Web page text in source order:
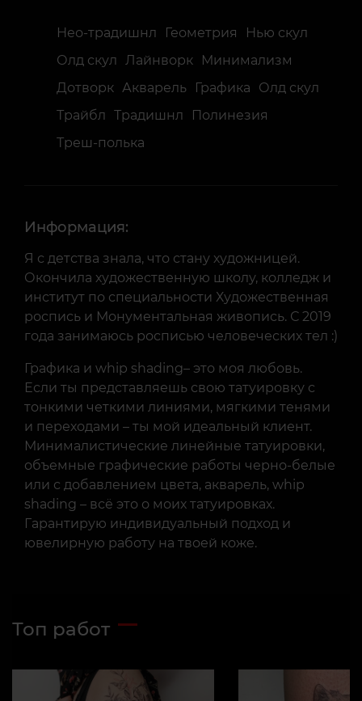
Нео-традишнл Геометрия
Нью скул
Олд скул Лайнворк
Минимализм
Дотворк Акварель Графика
Олд скул
Трайбл Традишнл
Полинезия
Треш-полька
Информация:
Я с детства знала, что стану художницей.
Окончила художественную школу, колледж и
институт по специальности Художественная
роспись и Монументальная живопись. С 2019
года занимаюсь росписью человеческих тел :)
Графика и whip shading– это моя любовь.
Если ты представляешь свою татуировку с
тонкими четкими линиями, мягкими тенями
и переходами – ты мой идеальный клиент.
Минималистические линейные татуировки,
объемные графические работы черно-белые
или с добавлением цвета, акварель, whip
shading – всё это о моих татуировках.
Гарантирую индивидуальный подход и
ювелирную работу на твоей коже.
Топ работ